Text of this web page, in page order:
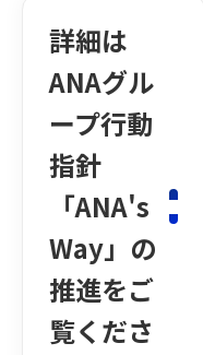
詳細は
ANAグル
ープ行動
指針
「ANA's
Way」の
推進をご
覧くださ